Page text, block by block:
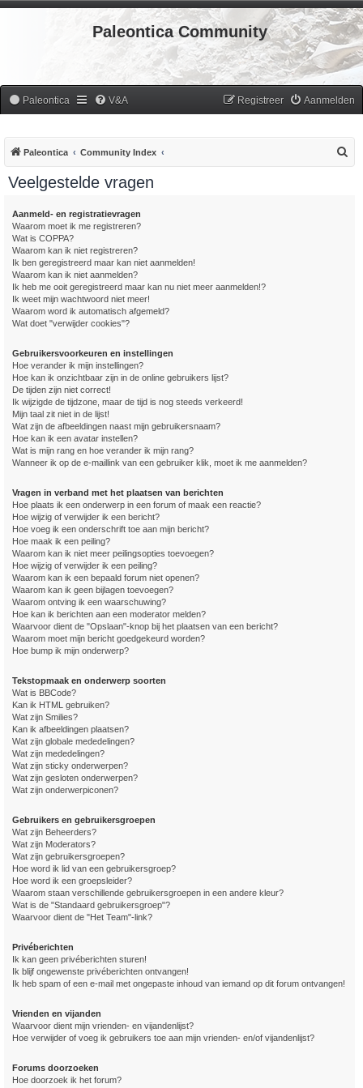
Paleontica Community
Paleontica V&A Aanmelden
Registreer
Paleontica Community Index
Veelgestelde vragen
Aanmeld- en registratievragen
Waarom moet ik me registreren?
Wat is COPPA?
Waarom kan ik niet registreren?
Ik ben geregistreerd maar kan niet aanmelden!
Waarom kan ik niet aanmelden?
Ik heb me ooit geregistreerd maar kan nu niet meer aanmelden!?
Ik weet mijn wachtwoord niet meer!
Waarom word ik automatisch afgemeld?
Wat doet "verwijder cookies"?
Gebruikersvoorkeuren en instellingen
Hoe verander ik mijn instellingen?
Hoe kan ik onzichtbaar zijn in de online gebruikers lijst?
De tijden zijn niet correct!
Ik wijzigde de tijdzone, maar de tijd is nog steeds verkeerd!
Mijn taal zit niet in de lijst!
Wat zijn de afbeeldingen naast mijn gebruikersnaam?
Hoe kan ik een avatar instellen?
Wat is mijn rang en hoe verander ik mijn rang?
Wanneer ik op de e-maillink van een gebruiker klik, moet ik me aanmelden?
Vragen in verband met het plaatsen van berichten
Hoe plaats ik een onderwerp in een forum of maak een reactie?
Hoe wijzig of verwijder ik een bericht?
Hoe voeg ik een onderschrift toe aan mijn bericht?
Hoe maak ik een peiling?
Waarom kan ik niet meer peilingsopties toevoegen?
Hoe wijzig of verwijder ik een peiling?
Waarom kan ik een bepaald forum niet openen?
Waarom kan ik geen bijlagen toevoegen?
Waarom ontving ik een waarschuwing?
Hoe kan ik berichten aan een moderator melden?
Waarvoor dient de "Opslaan"-knop bij het plaatsen van een bericht?
Waarom moet mijn bericht goedgekeurd worden?
Hoe bump ik mijn onderwerp?
Tekstopmaak en onderwerp soorten
Wat is BBCode?
Kan ik HTML gebruiken?
Wat zijn Smilies?
Kan ik afbeeldingen plaatsen?
Wat zijn globale mededelingen?
Wat zijn mededelingen?
Wat zijn sticky onderwerpen?
Wat zijn gesloten onderwerpen?
Wat zijn onderwerpiconen?
Gebruikers en gebruikersgroepen
Wat zijn Beheerders?
Wat zijn Moderators?
Wat zijn gebruikersgroepen?
Hoe word ik lid van een gebruikersgroep?
Hoe word ik een groepsleider?
Waarom staan verschillende gebruikersgroepen in een andere kleur?
Wat is de "Standaard gebruikersgroep"?
Waarvoor dient de "Het Team"-link?
Privéberichten
Ik kan geen privéberichten sturen!
Ik blijf ongewenste privéberichten ontvangen!
Ik heb spam of een e-mail met ongepaste inhoud van iemand op dit forum ontvangen!
Vrienden en vijanden
Waarvoor dient mijn vrienden- en vijandenlijst?
Hoe verwijder of voeg ik gebruikers toe aan mijn vrienden- en/of vijandenlijst?
Forums doorzoeken
Hoe doorzoek ik het forum?